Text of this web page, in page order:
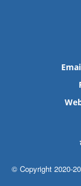
© Copyright 2020-